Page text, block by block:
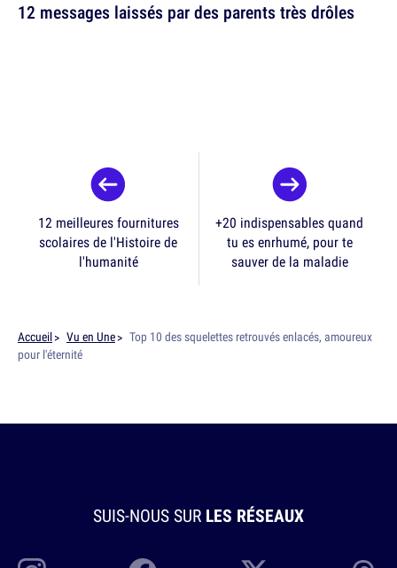
12 messages laissés par des parents très drôles
12 meilleures fournitures
scolaires de l'Histoire de
l'humanité
+20 indispensables quand
tu es enrhumé, pour te
sauver de la maladie
Accueil Vu en Une
Top 10 des squelettes retrouvés enlacés, amoureux
pour l'éternité
SUIS-NOUS SUR LES RÉSEAUX